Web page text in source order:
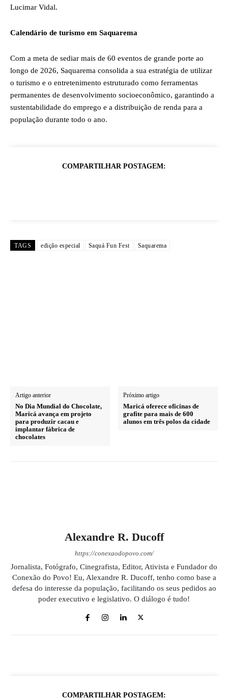
Lucimar Vidal.
Calendário de turismo em Saquarema
Com a meta de sediar mais de 60 eventos de grande porte ao
longo de 2026, Saquarema consolida a sua estratégia de utilizar
o turismo e o entretenimento estruturado como ferramentas
permanentes de desenvolvimento socioeconômico, garantindo a
sustentabilidade do emprego e a distribuição de renda para a
população durante todo o ano.
COMPARTILHAR POSTAGEM:
TAGS edição especial Saquá Fun Fest Saquarema
Artigo anterior
No Dia Mundial do Chocolate,
Maricá avança em projeto
para produzir cacau e
implantar fábrica de
chocolates
Próximo artigo
Maricá oferece oficinas de
grafite para mais de 600
alunos em três polos da cidade
Alexandre R. Ducoff
https://conexaodopovo.com/
Jornalista, Fotógrafo, Cinegrafista, Editor, Ativista e Fundador do
Conexão do Povo! Eu, Alexandre R. Ducoff, tenho como base a
defesa do interesse da população, facilitando os seus pedidos ao
poder executivo e legislativo. O diálogo é tudo!
COMPARTILHAR POSTAGEM: